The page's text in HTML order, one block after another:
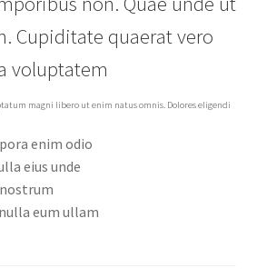
Cupiditate quaerat vero
voluptatem
magni libero ut enim natus omnis. Dolores eligendi
enim odio
eius unde
eum ullam